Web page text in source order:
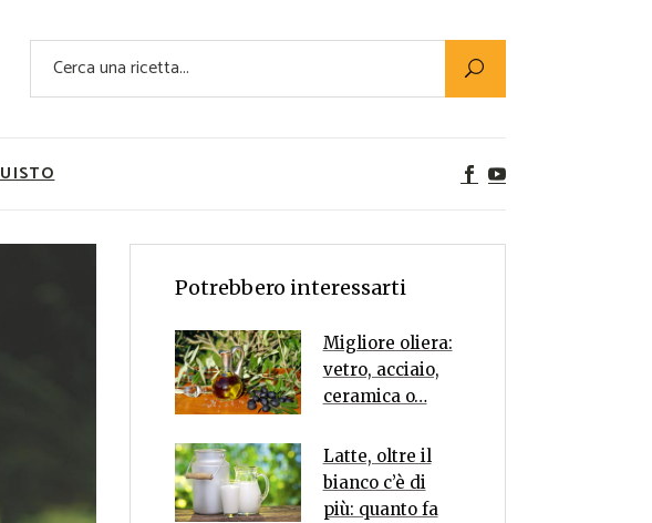
Cerca
Facili e Veloci
Primi Piatti
Dolci
Carne
Secondi
Utility
Super Alimenti
Ricette Vegetariane
Rumors
Potrebbero interessarti
Migliore oliera:
vetro, acciaio,
ceramica o…
Latte, oltre il
bianco c’è di
più: quanto fa